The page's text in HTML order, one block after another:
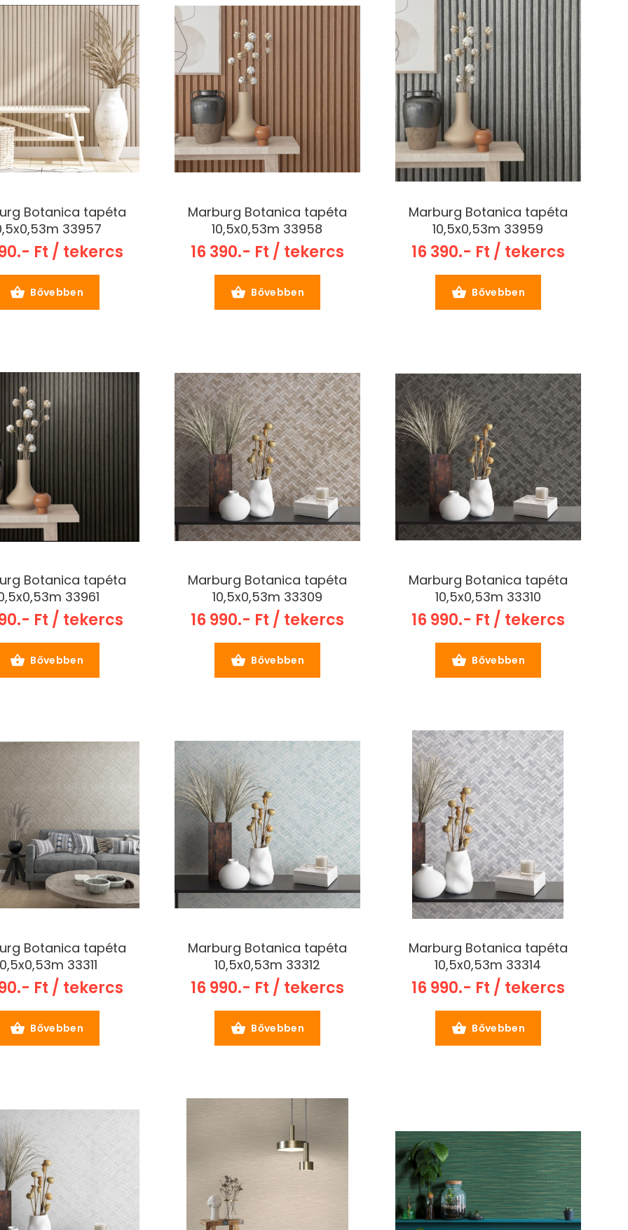
Botanica tapéta
33957
Ft / tekercs
Bővebben
Marburg Botanica tapéta
10,5x0,53m 33958
16 390.- Ft / tekercs
Bővebben
Marburg Botanica tapéta
10,5x0,53m 33959
16 390.- Ft / tekercs
Bővebben
Botanica tapéta
33961
Ft / tekercs
Bővebben
Marburg Botanica tapéta
10,5x0,53m 33309
16 990.- Ft / tekercs
Bővebben
Marburg Botanica tapéta
10,5x0,53m 33310
16 990.- Ft / tekercs
Bővebben
Botanica tapéta
33311
Ft / tekercs
Bővebben
Marburg Botanica tapéta
10,5x0,53m 33312
16 990.- Ft / tekercs
Bővebben
Marburg Botanica tapéta
10,5x0,53m 33314
16 990.- Ft / tekercs
Bővebben